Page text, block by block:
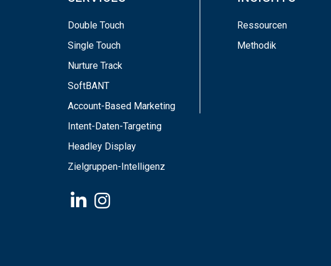
Double Touch
Single Touch
Nurture Track
SoftBANT
Account-Based Marketing
Intent-Daten-Targeting
Headley Display
Zielgruppen-Intelligenz
Ressourcen
Methodik